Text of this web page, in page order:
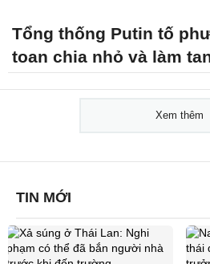
Tổng thống Putin tố
toan chia nhỏ và làm
Xem thêm
TIN MỚI